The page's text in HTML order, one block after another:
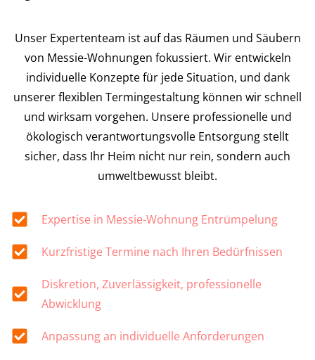
Unser Expertenteam ist auf das Räumen und Säubern
von Messie-Wohnungen fokussiert. Wir entwickeln
individuelle Konzepte für jede Situation, und dank
unserer flexiblen Termingestaltung können wir schnell
und wirksam vorgehen. Unsere professionelle und
ökologisch verantwortungsvolle Entsorgung stellt
sicher, dass Ihr Heim nicht nur rein, sondern auch
umweltbewusst bleibt.
Expertise in Messie-Wohnung Entrümpelung
Kurzfristige Termine nach Ihren Bedürfnissen
Diskretion, Zuverlässigkeit, professionelle
Abwicklung
Anpassung an individuelle Anforderungen